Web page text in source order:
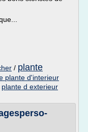
/ plante
plante d'interieur
plante d exterieur